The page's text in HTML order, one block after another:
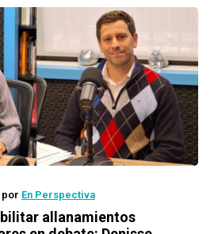
por En Perspectiva
allanamientos